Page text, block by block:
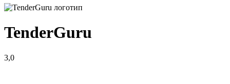
TenderGuru
3,0